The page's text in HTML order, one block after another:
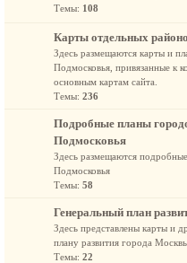
Темы: 108
Карты отдельных
Здесь размещаются карты и
Подмосковья, привязанные к
основным картам сайта.
Темы: 236
Подробные планы
Подмосковья
Здесь размещаются
Подмосковья
Темы: 58
Генеральный план
Здесь представлены карты и
плану развития города
Темы: 22